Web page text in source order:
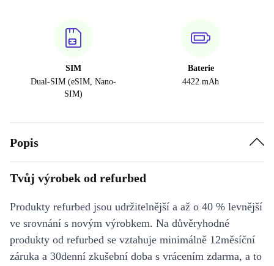
SIM
Dual-SIM (eSIM, Nano-
SIM)
Baterie
4422 mAh
Popis
Tvůj výrobek od refurbed
Produkty refurbed jsou udržitelnější a až o 40 % levnější
ve srovnání s novým výrobkem. Na důvěryhodné
produkty od refurbed se vztahuje minimálně 12měsíční
záruka a 30denní zkušební doba s vrácením zdarma, a to